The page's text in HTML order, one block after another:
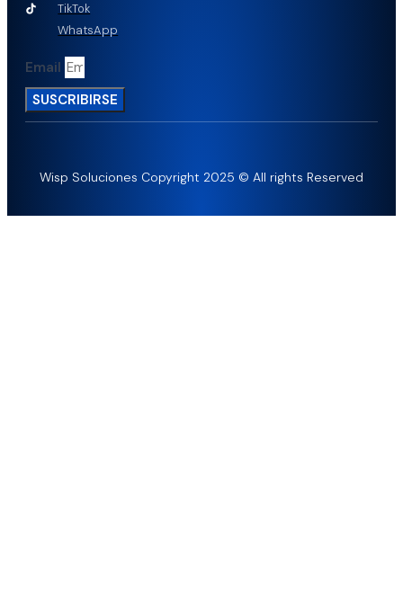
TikTok
WhatsApp
Email
SUSCRIBIRSE
Wisp Soluciones Copyright 2025 © All rights Reserved